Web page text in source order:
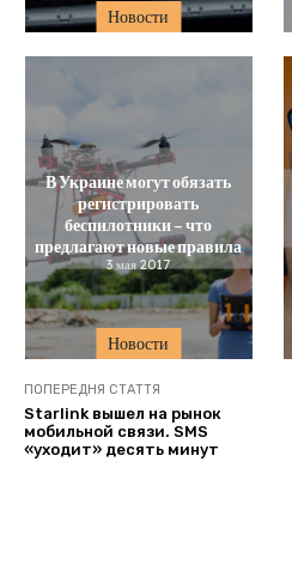
Новости
Новости
В Украине могут обязать
регистрировать
беспилотники – что
предлагают новые правила
3 мая 2017
ПОПЕРЕДНЯ СТАТТЯ
Starlink вышел на рынок
мобильной связи. SMS
«уходит» десять минут